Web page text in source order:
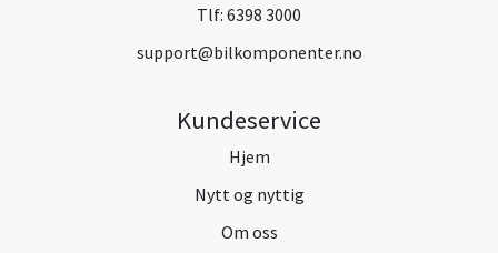
Tlf: 6398 3000
support@bilkomponenter.no
Kundeservice
Hjem
Nytt og nyttig
Om oss